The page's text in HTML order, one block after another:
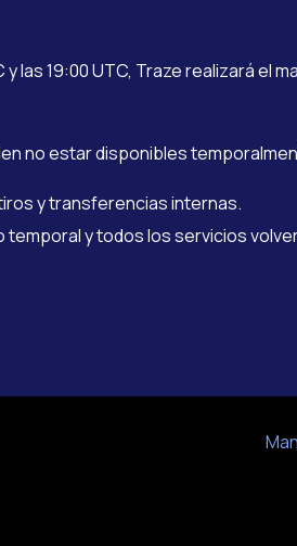
las 19:00 UTC, Traze realizará
no estar disponibles
y transferencias internas.
y todos los servicios